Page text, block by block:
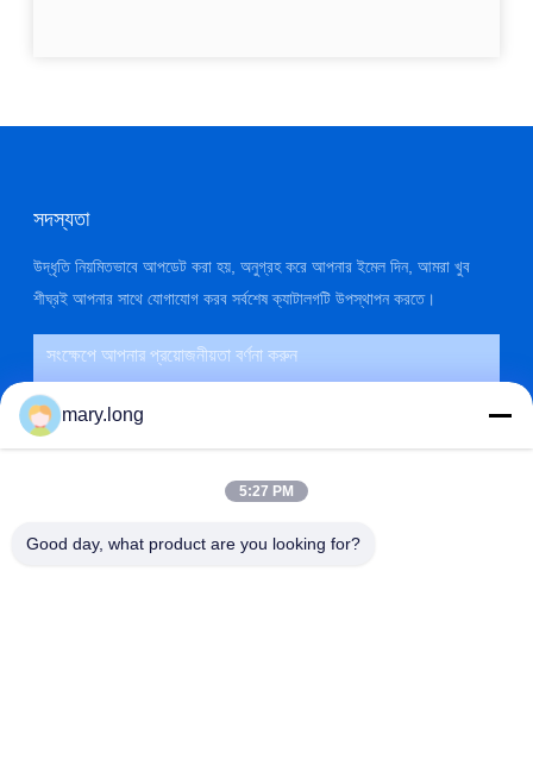
সদস্যতা
উদ্ধৃতি নিয়মিতভাবে আপডেট করা হয়, অনুগ্রহ করে আপনার ইমেল দিন, আমরা খুব
শীঘ্রই আপনার সাথে যোগাযোগ করব সর্বশেষ ক্যাটালগটি উপস্থাপন করতে।
mary.long
5:27 PM
Good day, what product are you looking for?